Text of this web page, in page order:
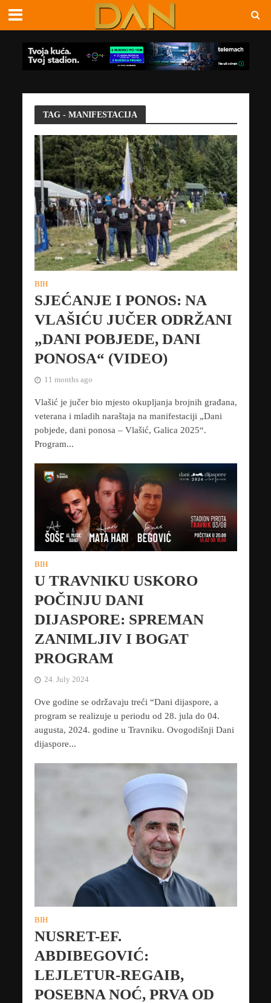
TAG - MANIFESTACIJA
BIH
SJEĆANJE I PONOS: NA
VLAŠIĆU JUČER ODRŽANI
„DANI POBJEDE, DANI
PONOSA“ (VIDEO)
11 months ago
Vlašić je jučer bio mjesto okupljanja brojnih građana,
veterana i mladih naraštaja na manifestaciji „Dani
pobjede, dani ponosa – Vlašić, Galica 2025“.
Program...
BIH
U TRAVNIKU USKORO
POČINJU DANI
DIJASPORE: SPREMAN
ZANIMLJIV I BOGAT
PROGRAM
24. July 2024
Ove godine se održavaju treći “Dani dijaspore, a
program se realizuje u periodu od 28. jula do 04.
augusta, 2024. godine u Travniku. Ovogodišnji Dani
dijaspore...
BIH
NUSRET-EF.
ABDIBEGOVIĆ:
LEJLETUR-REGAIB,
POSEBNA NOĆ, PRVA OD